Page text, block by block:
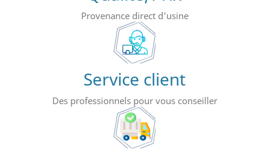
Provenance direct d'usine
Service client
Des professionnels pour vous conseiller